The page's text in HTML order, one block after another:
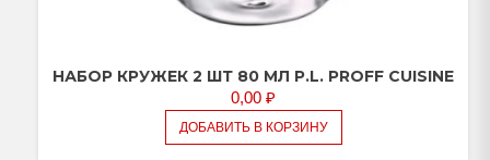
НАБОР КРУЖЕК 2 ШТ 80 МЛ P.L. PROFF CUISINE
0,00 ₽
ДОБАВИТЬ В КОРЗИНУ